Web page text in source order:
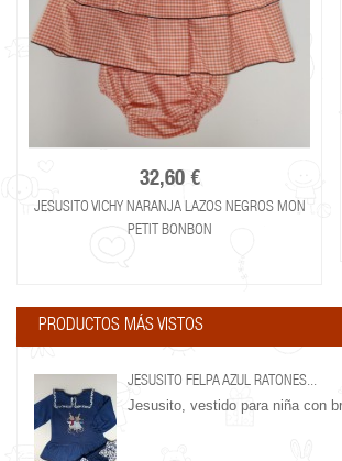
32,60 €
JESUSITO VICHY NARANJA LAZOS NEGROS MON
PETIT BONBON
PRODUCTOS MÁS VISTOS
JESUSITO FELPA AZUL RATONES...
Jesusito, vestido para niña con